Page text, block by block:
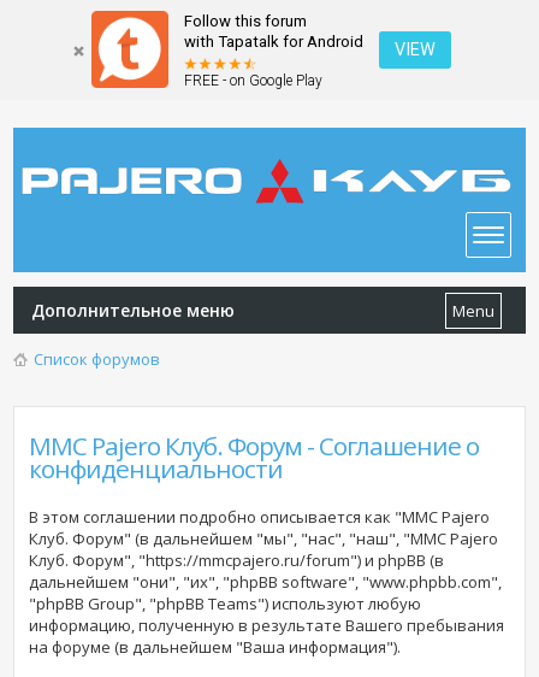
Follow this forum
with Tapatalk for Android
FREE - on Google Play
VIEW
Дополнительное меню Menu
Список форумов
MMC Pajero Клуб. Форум - Соглашение о
конфиденциальности
В этом соглашении подробно описывается как "MMC Pajero
Клуб. Форум" (в дальнейшем "мы", "нас", "наш", "MMC Pajero
Клуб. Форум", "https://mmcpajero.ru/forum") и phpBB (в
дальнейшем "они", "их", "phpBB software", "www.phpbb.com",
"phpBB Group", "phpBB Teams") используют любую
информацию, полученную в результате Вашего пребывания
на форуме (в дальнейшем "Ваша информация").